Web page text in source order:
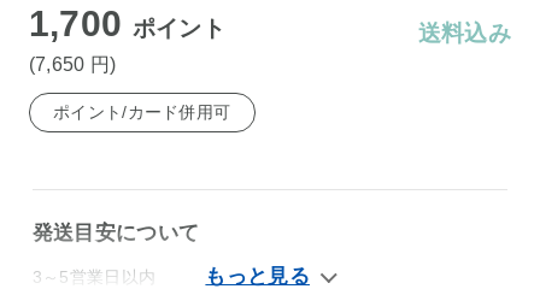
1,700 ポイント
(7,650 円)
送料込み
ポイント/カード併用可
発送目安について
3～5営業日以内